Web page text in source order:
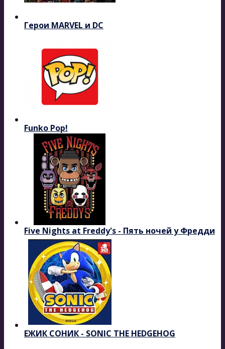
Герои MARVEL и DC
Funko Pop!
Five Nights at Freddy's - Пять ночей у Фредди
ЕЖИК СОНИК - SONIC THE HEDGEHOG